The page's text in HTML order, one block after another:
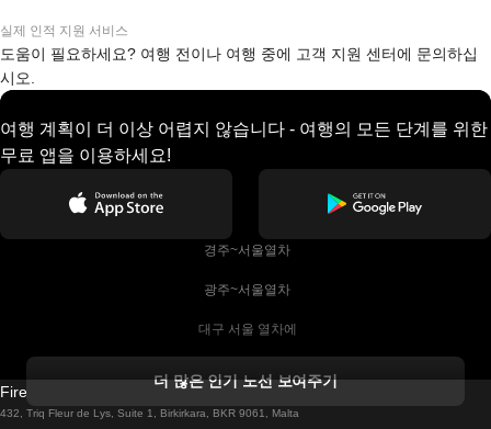
실제 인적 지원 서비스
도움이 필요하세요? 여행 전이나 여행 중에 고객 지원 센터에 문의하십
시오.
여행 계획이 더 이상 어렵지 않습니다 - 여행의 모든 단계를 위한
무료 앱을 이용하세요!
경주~서울열차
광주~서울열차
대구 서울 열차에
더블린에서 골웨이 열차
더 많은 인기 노선 보여주기
Firebird GT Limited (OC 1451)
432, Triq Fleur de Lys, Suite 1, Birkirkara, BKR 9061, Malta